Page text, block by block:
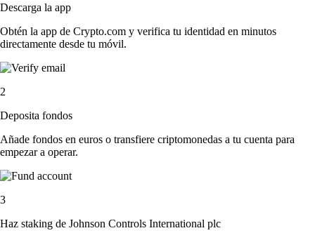
Descarga la app
Obtén la app de Crypto.com y verifica tu identidad en minutos
directamente desde tu móvil.
2
Deposita fondos
Añade fondos en euros o transfiere criptomonedas a tu cuenta para
empezar a operar.
3
Haz staking de Johnson Controls International plc